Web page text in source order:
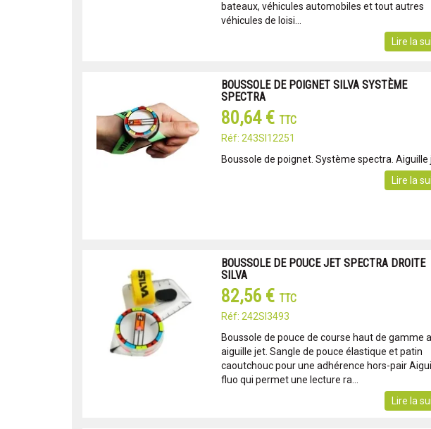
bateaux, véhicules automobiles et tout autres
véhicules de loisi...
Lire la
BOUSSOLE DE POIGNET SILVA SYSTÈME
SPECTRA
80,64 € TTC
Réf: 243SI12251
Boussole de poignet. Système spectra. Aiguille
Lire la
BOUSSOLE DE POUCE JET SPECTRA DROITE
SILVA
82,56 € TTC
Réf: 242SI3493
Boussole de pouce de course haut de gamme
aiguille jet. Sangle de pouce élastique et patin
caoutchouc pour une adhérence hors-pair
fluo qui permet une lecture ra...
Lire la